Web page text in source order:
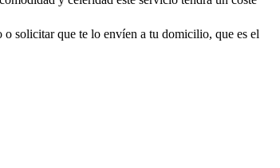
o solicitar que te lo envíen a tu domicilio, que es el